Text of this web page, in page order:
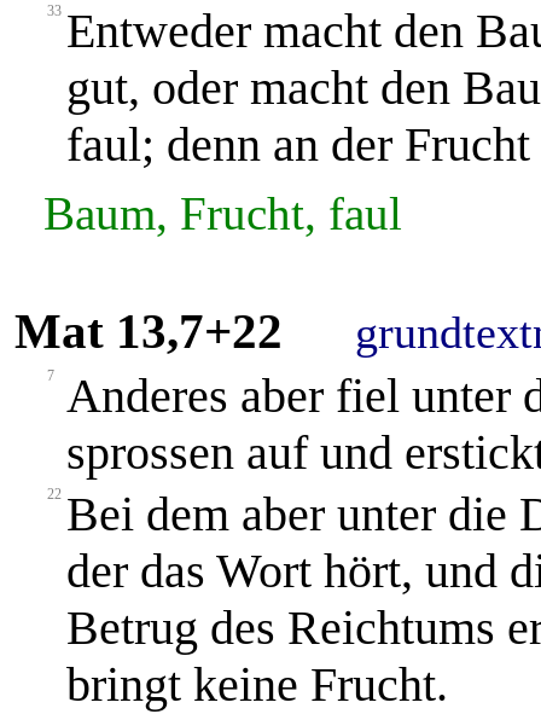
33 Entweder macht den
gut, oder macht den
faul; denn an der
Baum, Frucht, faul
Mat 13,7+22
7
Anderes aber fiel unter
sprossen auf und
22 Bei dem aber unter die
der das Wort hört, und
Betrug des Reichtums
bringt keine Frucht.